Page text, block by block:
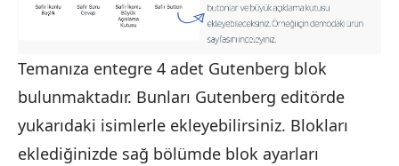
Temanıza entegre 4 adet Gutenberg blok
bulunmaktadır. Bunları Gutenberg editörde
yukarıdaki isimlerle ekleyebilirsiniz. Blokları
eklediğinizde sağ bölümde blok ayarları